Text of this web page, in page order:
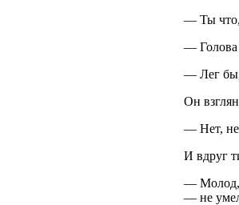
— Ты
— Голова
— Лег
Он
— Нет, не
И вдруг
— Молод,
— не